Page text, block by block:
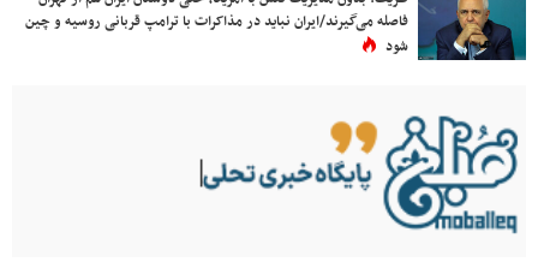
فاصله می‌گیرند/ایران نباید در مذاکرات با ترامپ قربانی روسیه و چین
شود